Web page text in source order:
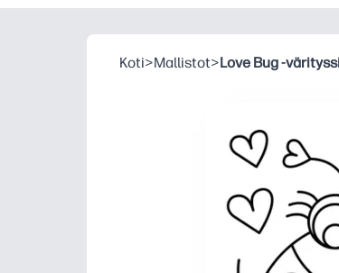
Koti>Mallistot>Love Bug -